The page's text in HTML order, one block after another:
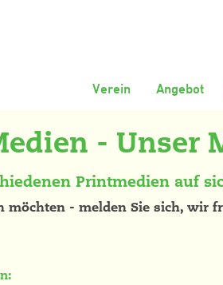
Verein Angebot
- Unser
Printmedien auf
möchten - melden Sie sich, wir